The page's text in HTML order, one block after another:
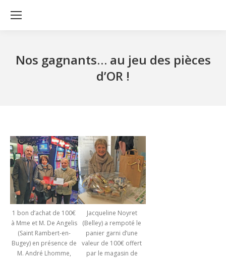
Nos gagnants… au jeu des pièces
d’OR !
1 bon d’achat de 100€
à Mme et M. De Angelis
(Saint Rambert-en-
Bugey) en présence de
M. André Lhomme,
Jacqueline Noyret
(Belley) a rempoté le
panier garni d’une
valeur de 100€ offert
par le magasin de